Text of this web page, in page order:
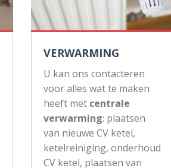
VERWARMING
U kan ons contacteren
voor alles wat te maken
heeft met centrale
verwarming: plaatsen
van nieuwe CV ketel,
ketelreiniging, onderhoud
CV ketel, plaatsen van